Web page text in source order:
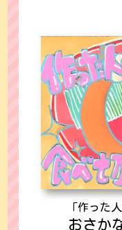
「作った
おさか